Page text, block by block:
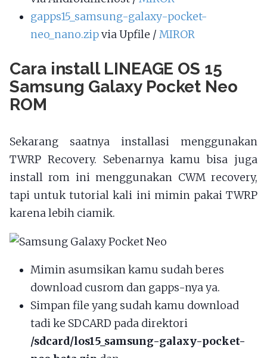
gapps15_samsung-galaxy-pocket-
neo_nano.zipvia Upfile /MIROR
Cara install LINEAGE OS 15
Samsung Galaxy Pocket Neo
ROM
Sekarang saatnya installasi menggunakan
TWRP Recovery. Sebenarnya kamu bisa juga
install rom ini menggunakan CWM recovery,
tapi untuk tutorial kali ini mimin pakai TWRP
karena lebih ciamik.
Mimin asumsikan kamu sudah beres
download cusrom dan gapps-nya ya.
Simpan file yang sudah kamu download
tadi ke SDCARD pada direktori
/sdcard/los15_samsung-galaxy-pocket-